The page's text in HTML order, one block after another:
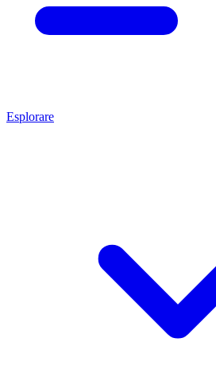
Esplorare